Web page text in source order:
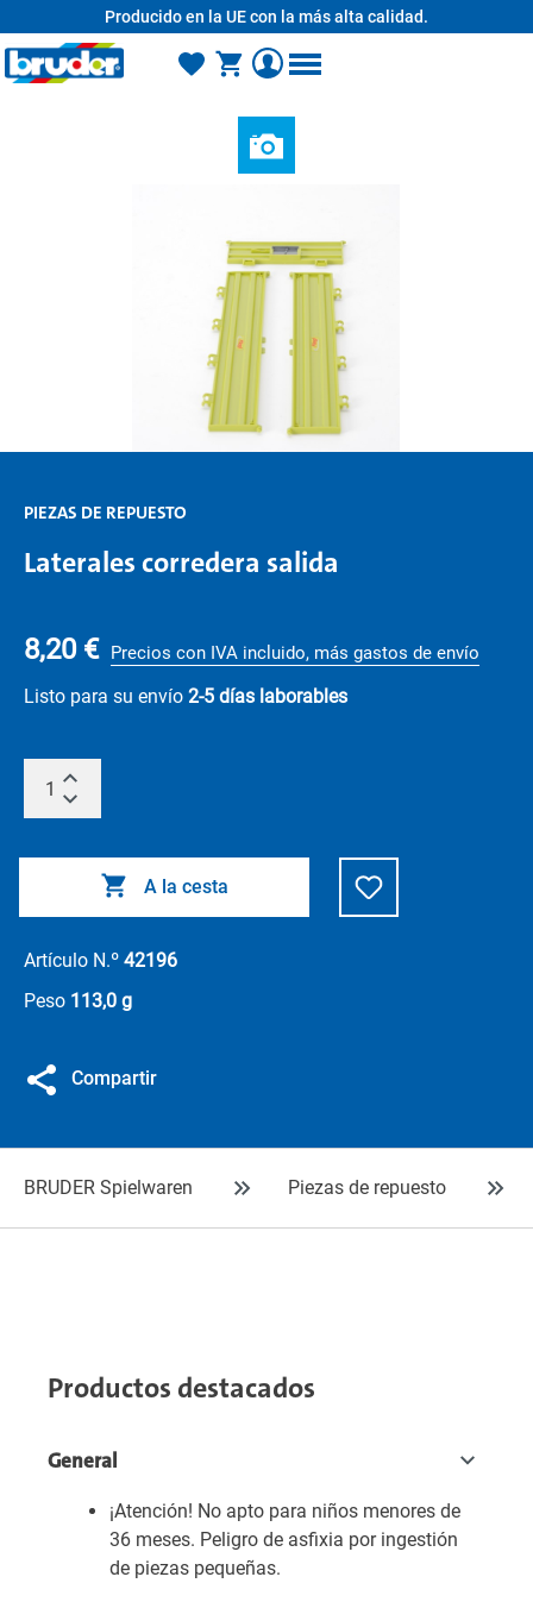
Producido en la UE con la más alta calidad.
PIEZAS DE REPUESTO
Laterales corredera salida
8,20 € Precios con IVA incluido, más gastos de envío
Listo para su envío 2-5 días laborables
A la cesta
Artículo N.º 42196
Peso 113,0 g
Compartir
BRUDER Spielwaren Piezas de repuesto
Productos destacados
General
¡Atención! No apto para niños menores de
36 meses. Peligro de asfixia por ingestión
de piezas pequeñas.